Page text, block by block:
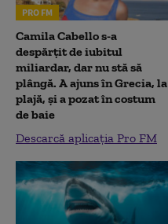
PRO FM
Camila Cabello s-a
despărțit de iubitul
miliardar, dar nu stă să
plângă. A ajuns în Grecia, la
plajă, și a pozat în costum
de baie
Descarcă aplicația Pro FM